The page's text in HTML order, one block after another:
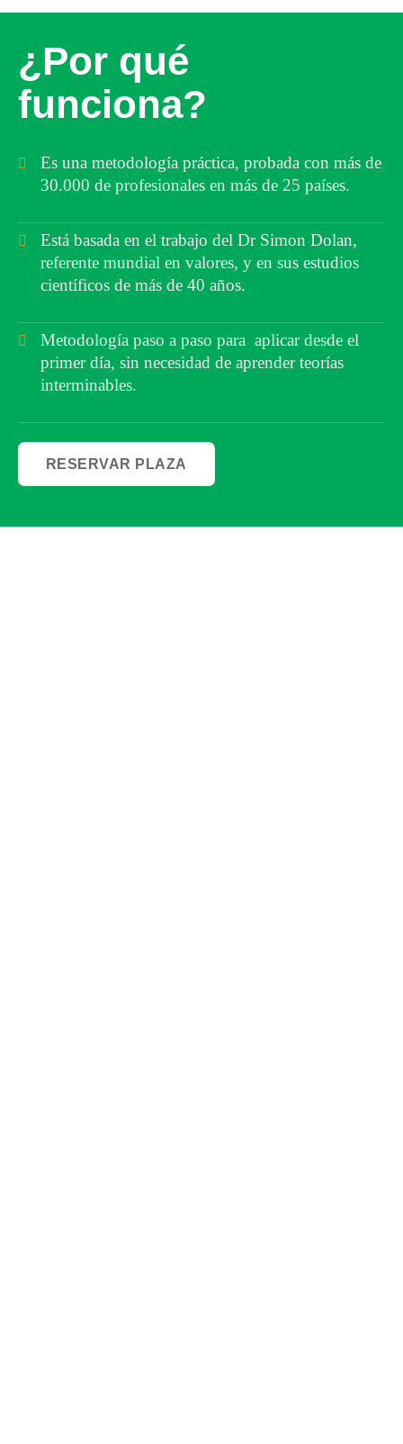
¿Por qué
funciona?
Es una metodología práctica, probada con más de
30.000 de profesionales en más de 25 países.
Está basada en el trabajo del Dr Simon Dolan,
referente mundial en valores, y en sus estudios
científicos de más de 40 años.
Metodología paso a paso para aplicar desde el
primer día, sin necesidad de aprender teorías
interminables.
RESERVAR PLAZA